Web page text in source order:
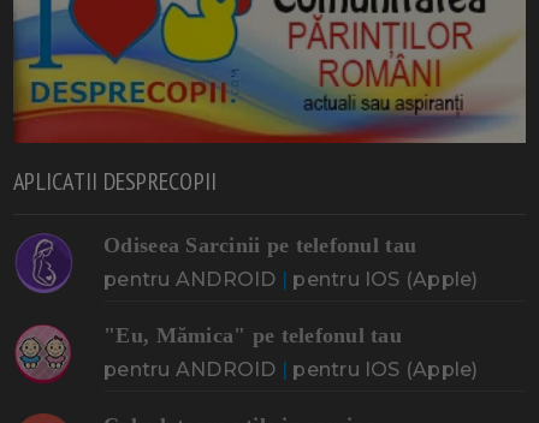
APLICATII DESPRECOPII
Odiseea Sarcinii pe telefonul tau
pentru ANDROID pentru IOS (Apple)
"Eu, Mămica" pe telefonul tau
pentru ANDROID pentru IOS (Apple)